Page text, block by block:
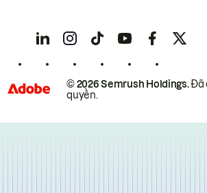
© 2026 Semrush Holdings.Đã
quyền.